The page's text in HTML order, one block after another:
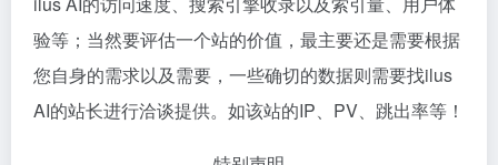
验等；当然要评估一个站的价值，最主要还是需要根据
您自身的需求以及需要，一些确切的数据则需要找ilus
AI的站长进行洽谈提供。如该站的IP、PV、跳出率等！